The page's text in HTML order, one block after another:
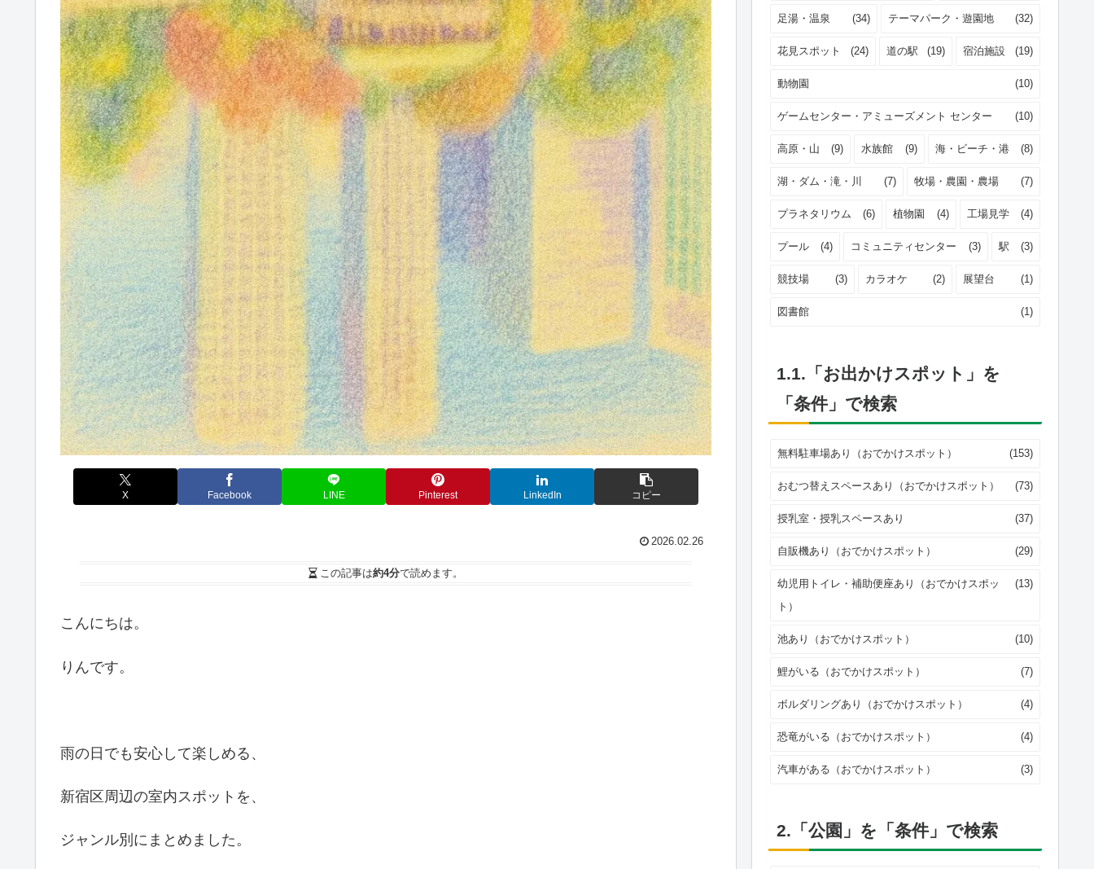
X Facebook LINE Pinterest LinkedIn コピー
2026.02.26
この記事は約4分で読めます。
こんにちは。
りんです。
雨の日でも安心して楽しめる、
新宿区周辺の室内スポットを、
ジャンル別にまとめました。
足湯・温泉 (34) テーマパーク・遊園地 (32)
花見スポット (24) 道の駅 (19) 宿泊施設 (19)
動物園 (10)
ゲームセンター・アミューズメント センター (10)
高原・山 (9) 水族館 (9) 海・ビーチ・港 (8)
湖・ダム・滝・川 (7) 牧場・農園・農場 (7)
プラネタリウム (6) 植物園 (4) 工場見学 (4)
プール (4) コミュニティセンター (3) 駅 (3)
競技場 (3) カラオケ (2) 展望台 (1)
図書館 (1)
1.1.「お出かけスポット」を
「条件」で検索
無料駐車場あり（おでかけスポット） (153)
おむつ替えスペースあり（おでかけスポット） (73)
授乳室・授乳スペースあり (37)
自販機あり（おでかけスポット） (29)
幼児用トイレ・補助便座あり（おでかけスポッ
ト）
(13)
池あり（おでかけスポット） (10)
鯉がいる（おでかけスポット） (7)
ボルダリングあり（おでかけスポット） (4)
恐竜がいる（おでかけスポット） (4)
汽車がある（おでかけスポット） (3)
2.「公園」を「条件」で検索